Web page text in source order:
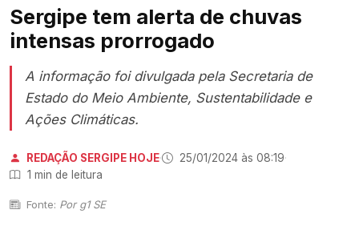
Sergipe tem alerta de chuvas
intensas prorrogado
A informação foi divulgada pela Secretaria de
Estado do Meio Ambiente, Sustentabilidade e
Ações Climáticas.
REDAÇÃO SERGIPE HOJE· 25/01/2024 às 08:19·
1 min de leitura
Fonte: Por g1 SE